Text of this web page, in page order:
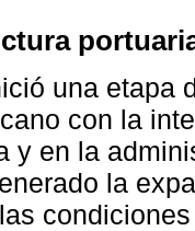
una etapa
con la
y en la
la